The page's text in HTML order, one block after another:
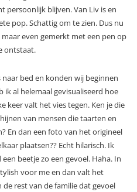
persoonlijk blijven. Van Liv is en
pop. Schattig om te zien. Dus nu
even gemerkt met een pen op
ontstaat.
bed en konden wij beginnen
ik al helemaal gevisualiseerd hoe
keer valt het vies tegen. Ken je die
van mensen die taarten en
En dan een foto van het origineel
plaatsen?? Echt hilarisch. Ik
beetje zo een gevoel. Haha. In
voor me en dan valt het
rest van de familie dat gevoel